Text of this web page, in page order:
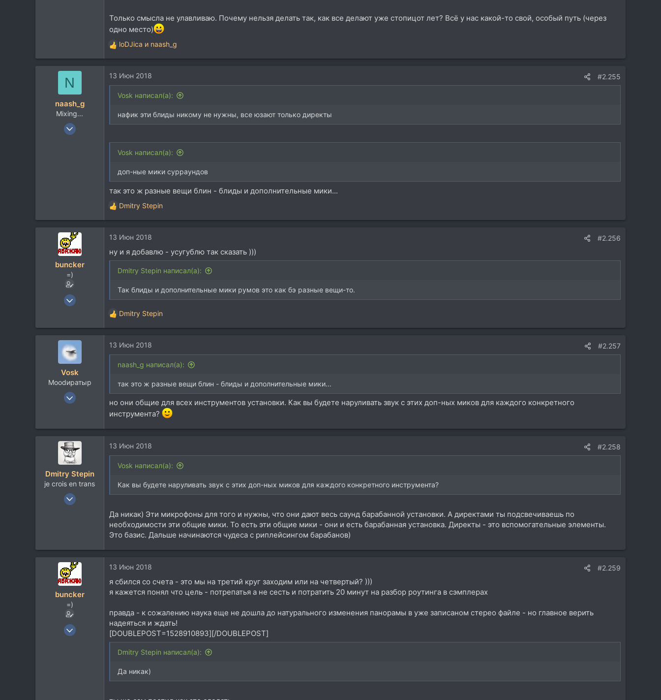
Только смысла не улавливаю. Почему нельзя делать так, как все делают уже стопицот лет? Всё у нас какой-то свой, особый путь (через
одно место)
Р
е
к
ц
loDJica и naash_g
N
naash_g
Mixing...
5 Авг 2008
13 Июн 2018 #2.255
Vosk написал(а):
нафик эти блиды никому не нужны, все юзают только директы
Vosk написал(а):
доп-ные мики сурраундов
так это ж разные вещи блин - блиды и дополнительные мики...
Р
е
к
и
Dmitry Stepin
buncker
=)
26 Ноя 2002
113
13 Июн 2018 #2.256
ну и я добавлю - усугублю так сказать )))
Dmitry Stepin написал(а):
Так блиды и дополнительные мики румов это как бэ разные вещи-то.
Р
е
к
ц
Dmitry Stepin
Vosk
Moodиратыр
14 Ноя 2003
В ссылке
13 Июн 2018 #2.257
naash_g написал(а):
так это ж разные вещи блин - блиды и дополнительные мики...
но они общие для всех инструментов установки. Как вы будете наруливать звук с этих доп-ных миков для каждого конкретного
инструмента?
Dmitry Stepin
je crois en trans
12 Янв 2004
Москва
13 Июн 2018 #2.258
Vosk написал(а):
Как вы будете наруливать звук с этих доп-ных миков для каждого конкретного инструмента?
Да никак) Эти микрофоны для того и нужны, что они дают весь саунд барабанной установки. А директами ты подсвечиваешь по
необходимости эти общие мики. То есть эти общие мики - они и есть барабанная установка. Директы - это вспомогательные элементы.
Это базис. Дальше начинаются чудеса с риплейсингом барабанов)
buncker
=)
26 Ноя 2002
13 Июн 2018 #2.259
я сбился со счета - это мы на третий круг заходим или на четвертый? )))
я кажется понял что цель - потрепатья а не сесть и потратить 20 минут на разбор роутинга в сэмплерах
правда - к сожалению наука еще не дошла до натурального изменения панорамы в уже записаном стерео файле - но главное верить
надеяться и ждать!
[DOUBLEPOST=1528910893][/DOUBLEPOST]
Dmitry Stepin написал(а):
Да никак)